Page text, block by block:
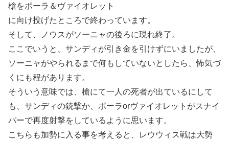
槍をポーラ＆ヴァイオレット
に向け投げたところで終わっています。
そして、ノウスがソーニャの後ろに現れ終了。
ここでいうと、サンディが引き金を引けずにいましたが、
ソーニャがやられるまで何もしていないとしたら、怖気づ
くにも程があります。
そういう意味では、槍にて一人の死者が出ているにして
も、サンディの銃撃か、ポーラorヴァイオレットがスナイ
パーで再度射撃をしているように思います。
こちらも加勢に入る事を考えると、レウウィス戦は大勢